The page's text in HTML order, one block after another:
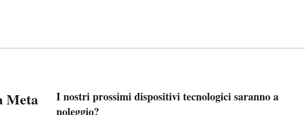
Meta
I nostri prossimi dispositivi tecnologici saranno a
noleggio?